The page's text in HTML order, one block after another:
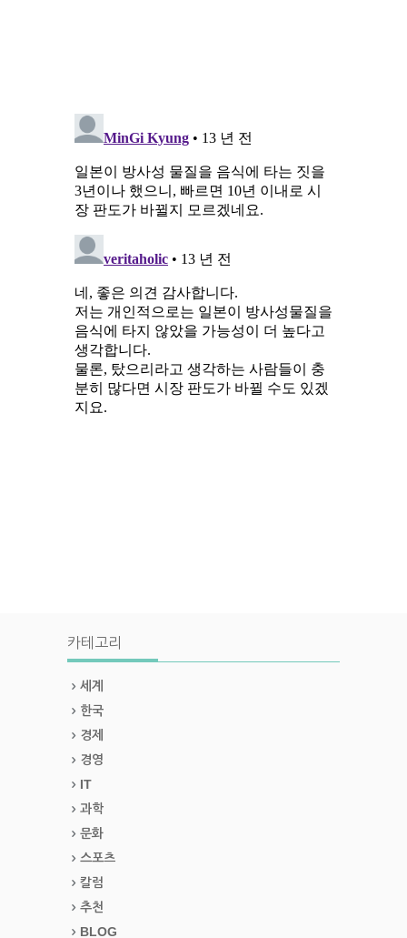
카테고리
세계
한국
경제
경영
IT
과학
문화
스포츠
칼럼
추천
BLOG